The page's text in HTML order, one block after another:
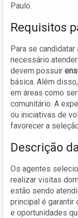
Paulo.
Requisitos
Para se candidatar
necessário
devem possuir
básica. Além
em áreas como
comunitário. A
ou iniciativas de
favorecer a
Descrição
Os agentes
realizar visitas
estão sendo
principal é
e oportunidades